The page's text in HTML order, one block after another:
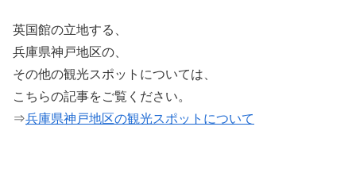
英国館の立地する、
兵庫県神戸地区の、
その他の観光スポットについては、
こちらの記事をご覧ください。
⇒兵庫県神戸地区の観光スポットについて